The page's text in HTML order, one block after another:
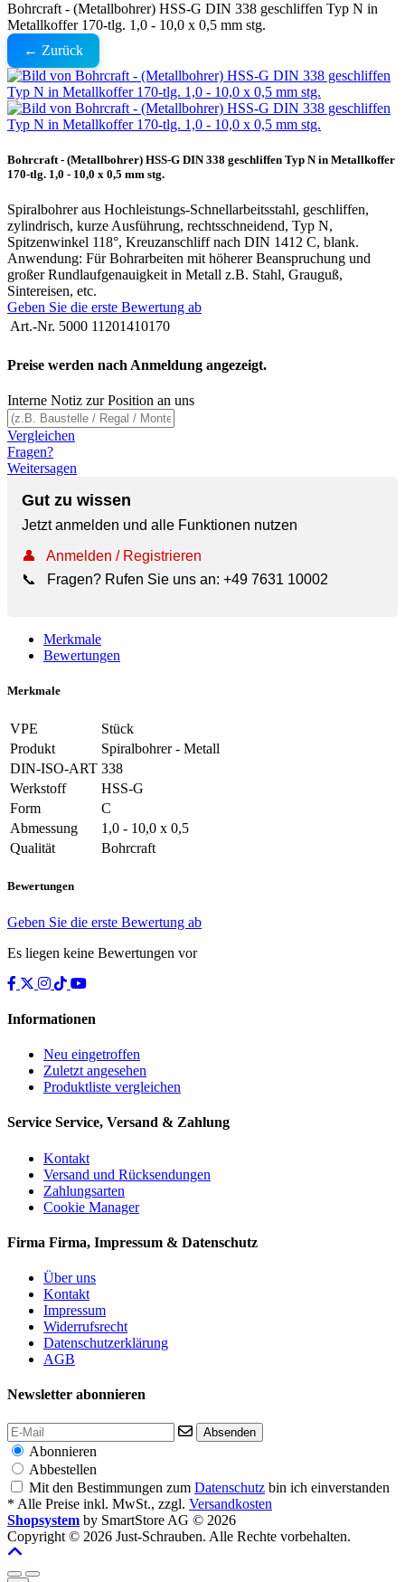
Bohrcraft - (Metallbohrer) HSS-G DIN 338 geschliffen Typ N in
Metallkoffer 170-tlg. 1,0 - 10,0 x 0,5 mm stg.
← Zurück
Bohrcraft - (Metallbohrer) HSS-G DIN 338 geschliffen Typ N in Metallkoffer
170-tlg. 1,0 - 10,0 x 0,5 mm stg.
Spiralbohrer aus Hochleistungs-Schnellarbeitsstahl, geschliffen,
zylindrisch, kurze Ausführung, rechtsschneidend, Typ N,
Spitzenwinkel 118°, Kreuzanschliff nach DIN 1412 C, blank.
Anwendung: Für Bohrarbeiten mit höherer Beanspruchung und
großer Rundlaufgenauigkeit in Metall z.B. Stahl, Grauguß,
Sintereisen, etc.
Geben Sie die erste Bewertung ab
Art.-Nr. 5000 11201410170
Preise werden nach Anmeldung angezeigt.
Interne Notiz zur Position an uns
Vergleichen
Fragen?
Weitersagen
Gut zu wissen
Jetzt anmelden und alle Funktionen nutzen
👤
Anmelden / Registrieren
📞
Fragen? Rufen Sie uns an: +49 7631 10002
Merkmale
Bewertungen
Merkmale
VPE
Stück
Produkt
Spiralbohrer - Metall
DIN-ISO-ART 338
Werkstoff
HSS-G
Form
C
Abmessung
1,0 - 10,0 x 0,5
Qualität
Bohrcraft
Bewertungen
Geben Sie die erste Bewertung ab
Es liegen keine Bewertungen vor
Informationen
Neu eingetroffen
Zuletzt angesehen
Produktliste vergleichen
Service Service, Versand & Zahlung
Kontakt
Versand und Rücksendungen
Zahlungsarten
Cookie Manager
Firma Firma, Impressum & Datenschutz
Über uns
Kontakt
Impressum
Widerrufsrecht
Datenschutzerklärung
AGB
Newsletter abonnieren
Absenden
Abonnieren
Abbestellen
Mit den Bestimmungen zum Datenschutz bin ich einverstanden
* Alle Preise inkl. MwSt., zzgl. Versandkosten
Shopsystem by SmartStore AG © 2026
Copyright © 2026 Just-Schrauben. Alle Rechte vorbehalten.